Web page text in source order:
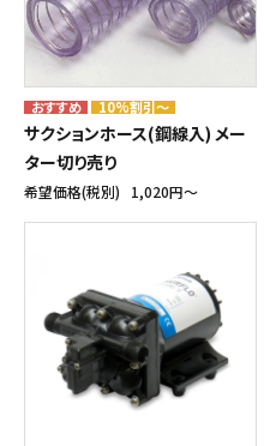
10%割引～
サクションホース(鋼線入) メー
ター切り売り
希望価格(税別) 1,020円〜